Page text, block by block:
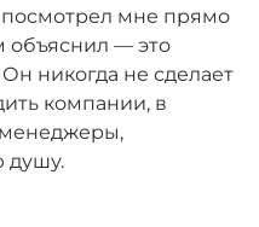
мне прямо
объяснил — это
никогда не сделает
компании, в
менеджеры,
душу.